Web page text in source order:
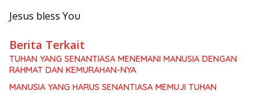
Jesus bless Yoυ
Berita Terkait
TUHAN YANG SENANTIASA MENEMANI MANUSIA DENGAN
RAHMAT DAN KEMURAHAN-NYA
MANUSIA YANG HARUS SENANTIASA MEMUJI TUHAN